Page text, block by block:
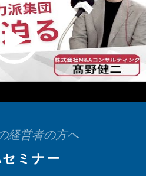
経営者の方へ
ミナー